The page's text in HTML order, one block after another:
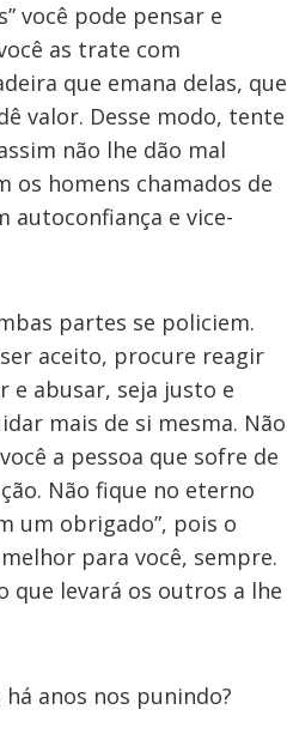
você pode pensar e
as trate com
que emana delas, que
valor. Desse modo, tente
não lhe dão mal
os homens chamados de
autoconfiança e vice-
partes se policiem.
aceito, procure reagir
e abusar, seja justo e
mais de si mesma. Não
a pessoa que sofre de
Não fique no eterno
um obrigado”, pois o
para você, sempre.
que levará os outros a lhe
anos nos punindo?